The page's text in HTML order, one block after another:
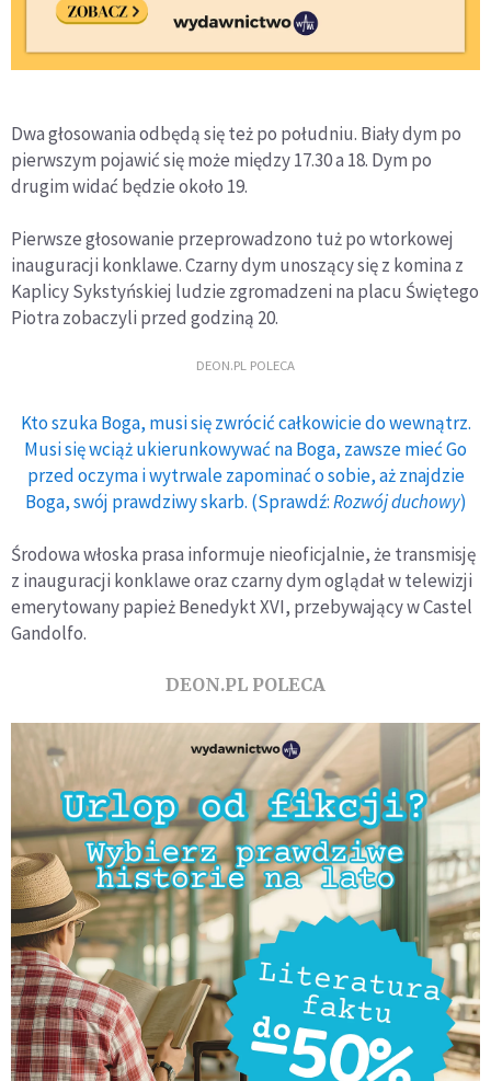
Dwa głosowania odbędą się też po południu. Biały dym po
pierwszym pojawić się może między 17.30 a 18. Dym po
drugim widać będzie około 19.
Pierwsze głosowanie przeprowadzono tuż po wtorkowej
inauguracji konklawe. Czarny dym unoszący się z komina z
Kaplicy Sykstyńskiej ludzie zgromadzeni na placu Świętego
Piotra zobaczyli przed godziną 20.
DEON.PL POLECA
Kto szuka Boga, musi się zwrócić całkowicie do wewnątrz.
Musi się wciąż ukierunkowywać na Boga, zawsze mieć Go
przed oczyma i wytrwale zapominać o sobie, aż znajdzie
Boga, swój prawdziwy skarb. (Sprawdź:Rozwój duchowy)
Środowa włoska prasa informuje nieoficjalnie, że transmisję
z inauguracji konklawe oraz czarny dym oglądał w telewizji
emerytowany papież Benedykt XVI, przebywający w Castel
Gandolfo.
DEON.PL POLECA